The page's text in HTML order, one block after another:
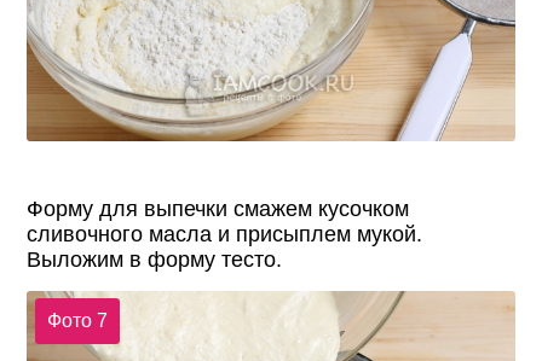
Форму для выпечки смажем кусочком
сливочного масла и присыплем мукой.
Выложим в форму тесто.
Фото 7